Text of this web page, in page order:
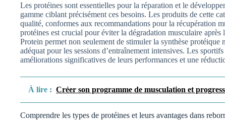
Les protéines sont essentielles pour la réparation et le
gamme ciblant précisément ces besoins. Les produits de cette
qualité, conformes aux recommandations pour la récupération
protéines est crucial pour éviter la dégradation musculaire
Protein permet non seulement de stimuler la synthèse protéique
adéquat pour les sessions d’entraînement intensives. Les
améliorations significatives de leurs performances et une
À lire : Créer son programme de musculation et
Comprendre les types de protéines et leurs avantages dans